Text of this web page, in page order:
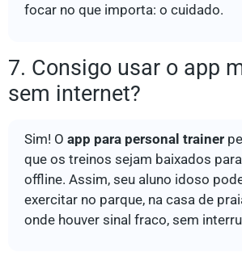
focar no que importa: o cuidado.
7. Consigo usar o app
sem internet?
Sim! O app para personal trainer
que os treinos sejam baixados
offline. Assim, seu aluno idoso
exercitar no parque, na casa de
onde houver sinal fraco, sem